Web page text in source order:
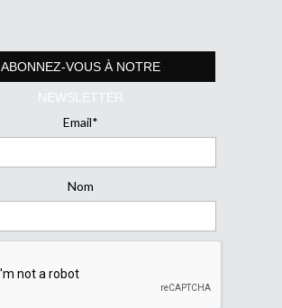
ABONNEZ-VOUS À NOTRE
NEWSLETTER
Email*
Nom